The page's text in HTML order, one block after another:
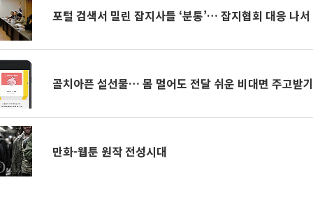
포털 검색서 밀린 잡지사들 ‘분통’… 잡지협회 대응 나서
골치아픈 설선물… 몸 멀어도 전달 쉬운 비대면 주고받기
만화-웹툰 원작 전성시대